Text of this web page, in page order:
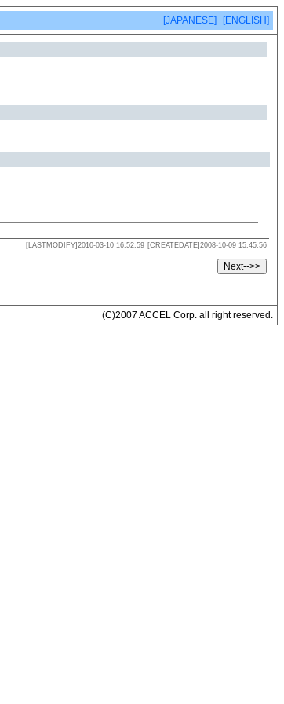
[JAPANESE] [ENGLISH]
[LASTMODIFY]2010-03-10 16:52:59 [CREATEDATE]2008-10-09 15:45:56
(C)2007 ACCEL Corp. all right reserved.